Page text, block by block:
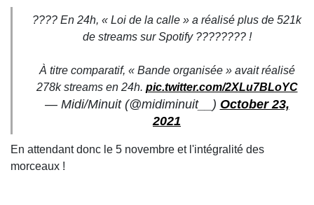
???? En 24h, « Loi de la calle » a réalisé plus de 521k
de streams sur Spotify ???????? !
À titre comparatif, « Bande organisée » avait réalisé
278k streams en 24h. pic.twitter.com/2XLu7BLoYC
— Midi/Minuit (@midiminuit__) October 23,
2021
En attendant donc le 5 novembre et l'intégralité des
morceaux !